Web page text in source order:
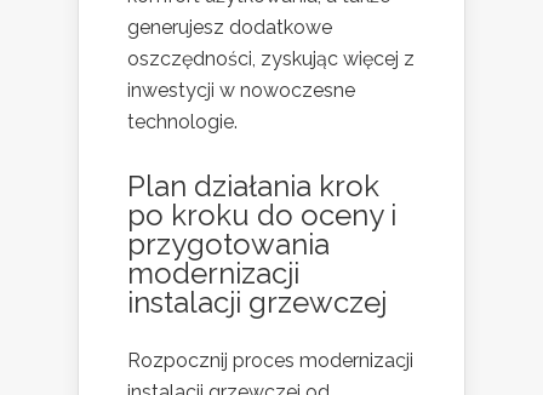
generujesz dodatkowe
oszczędności, zyskując więcej z
inwestycji w nowoczesne
technologie.
Plan działania krok
po kroku do oceny i
przygotowania
modernizacji
instalacji grzewczej
Rozpocznij proces modernizacji